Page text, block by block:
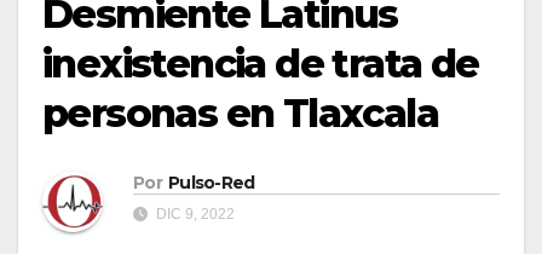
Desmiente Latinus
inexistencia de trata de
personas en Tlaxcala
Por Pulso-Red
DIC 9, 2022